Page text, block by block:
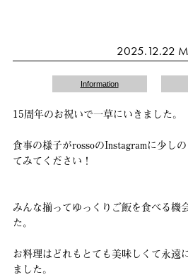
2025.12.22
Information
15周年のお祝いで一草にいきました。
食事の様子がrossoのInstagramに少し
てみてください！
みんな揃ってゆっくりご飯を食べる機
た。
お料理はどれもとても美味しくて永遠
ました。